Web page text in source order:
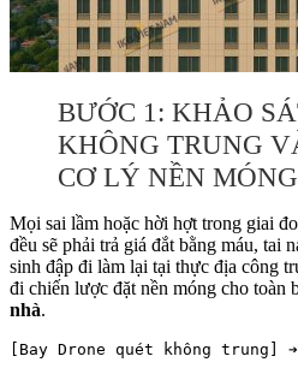
BƯỚC 1: KHẢO
KHÔNG TRUNG
CƠ LÝ NỀN MÓNG
Mọi sai lầm hoặc hời hợt trong giai
đều sẽ phải trả giá đắt bằng máu, tai
sinh đập đi làm lại tại thực địa công
đi chiến lược đặt nền móng cho toàn
nhà.